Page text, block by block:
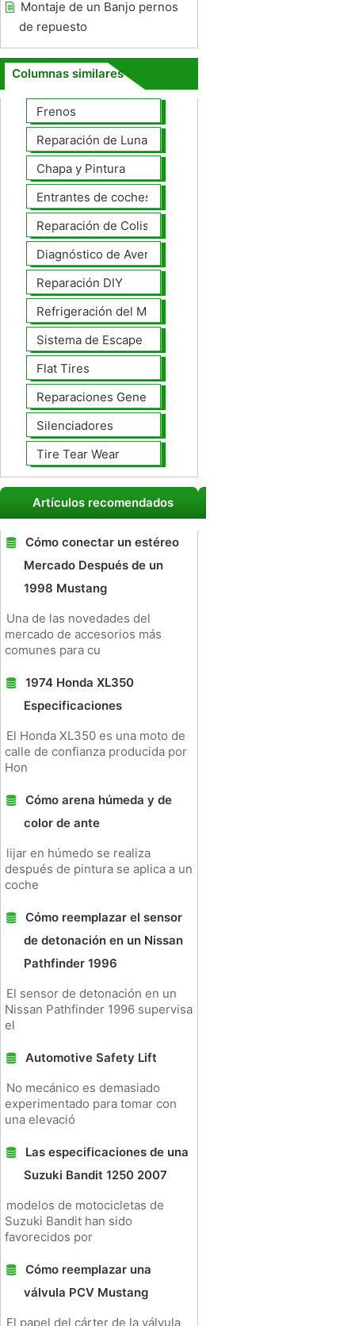
Montaje de un Banjo pernos
de repuesto
Columnas similares
Frenos
Reparación de Lunas
Chapa y Pintura
Entrantes de coches
Reparación de Colisiones
Diagnóstico de Averías
Reparación DIY
Refrigeración del Motor
Sistema de Escape
Flat Tires
Reparaciones Generales
Silenciadores
Tire Tear Wear
Artículos recomendados
Cómo conectar un estéreo
Mercado Después de un
1998 Mustang
Una de las novedades del
mercado de accesorios más
comunes para cu
1974 Honda XL350
Especificaciones
El Honda XL350 es una moto de
calle de confianza producida por
Hon
Cómo arena húmeda y de
color de ante
lijar en húmedo se realiza
después de pintura se aplica a un
coche
Cómo reemplazar el sensor
de detonación en un Nissan
Pathfinder 1996
El sensor de detonación en un
Nissan Pathfinder 1996 supervisa
el
Automotive Safety Lift
No mecánico es demasiado
experimentado para tomar con
una elevació
Las especificaciones de una
Suzuki Bandit 1250 2007
modelos de motocicletas de
Suzuki Bandit han sido
favorecidos por
Cómo reemplazar una
válvula PCV Mustang
El papel del cárter de la válvula